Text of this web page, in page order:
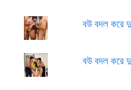
বউ বদল করে
বউ বদল করে